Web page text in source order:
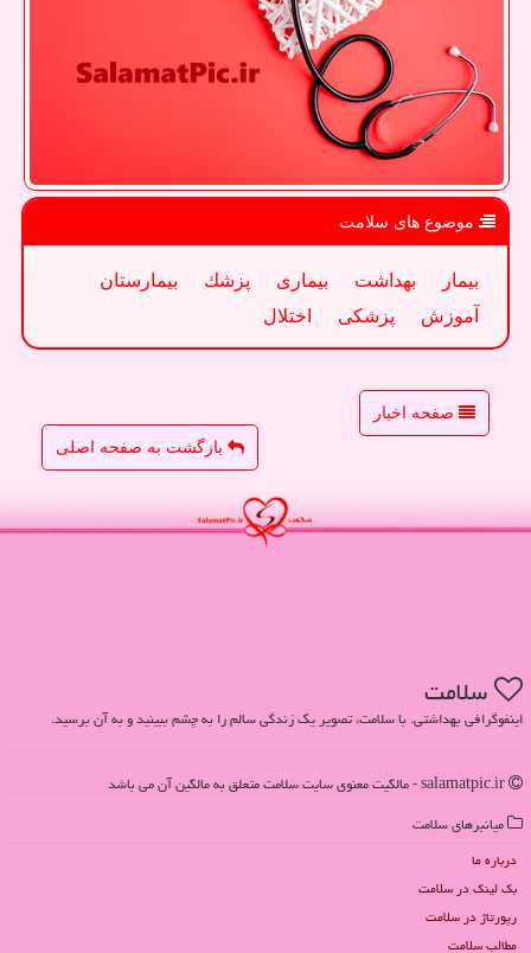
موضوع های سلامت
بیمار بهداشت بیماری پزشك
بیمارستان
آموزش
پزشكی اختلال
صفحه اخبار
بازگشت به صفحه اصلی
سلامت
اینفوگرافی بهداشتی. با سلامت، تصویر یک زندگی سالم را به چشم ببینید و به آن برسید.
میانبرهای سلامت
درباره ما
بک لینک در سلامت
رپورتاژ در سلامت
مطالب سلامت